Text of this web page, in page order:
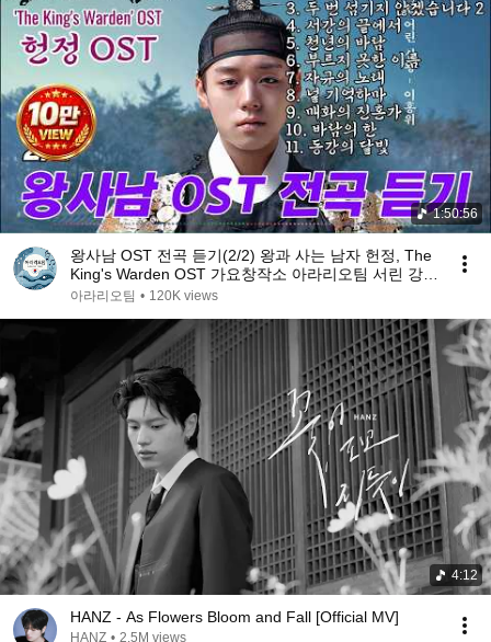
1:50:56
왕사남 OST 전곡 듣기(2/2) 왕과 사는 남자 헌정, The
King's Warden OST 가요창작소 아라리오팀 서린 강찬
강민
아라리오팀 • 120K views
4:12
HANZ - As Flowers Bloom and Fall [Official MV]
HANZ • 2.5M views